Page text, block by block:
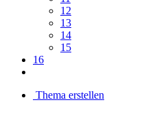
12
13
14
15
16
Thema erstellen